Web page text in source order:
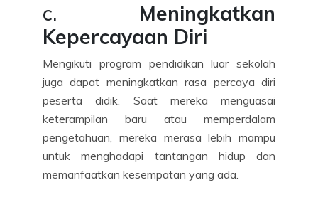
c. Meningkatkan
Kepercayaan Diri
Mengikuti program pendidikan luar sekolah
juga dapat meningkatkan rasa percaya diri
peserta didik. Saat mereka menguasai
keterampilan baru atau memperdalam
pengetahuan, mereka merasa lebih mampu
untuk menghadapi tantangan hidup dan
memanfaatkan kesempatan yang ada.